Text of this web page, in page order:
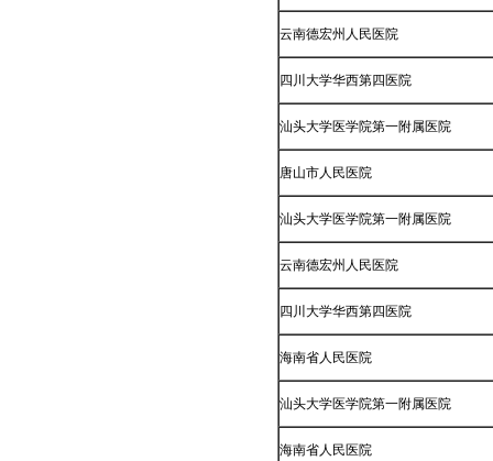
云南德宏州人民医院
四川大学华西第四医院
汕头大学医学院第一附属医院
唐山市人民医院
汕头大学医学院第一附属医院
云南德宏州人民医院
四川大学华西第四医院
海南省人民医院
汕头大学医学院第一附属医院
海南省人民医院